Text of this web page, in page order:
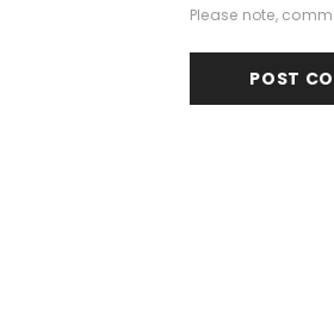
Please note,